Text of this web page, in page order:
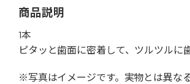
商品説明
1本
ピタッと歯面に密着して、ツルツルに
※写真はイメージです。実物とは異な